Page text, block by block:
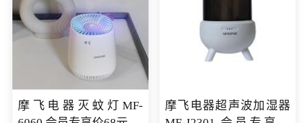
摩飞电器灭蚊灯MF-
摩飞电器超声波加湿器